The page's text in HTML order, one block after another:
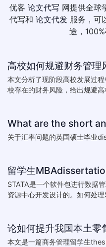
优客 论文代写 网提供全球
代写和 论文代发 服务，可
途，100%
本文分析了现阶段高校发展过
校存在的财务风险，给出规避高
关于汇率问题的英国硕士毕业
STATA是一个软件包进行数据
资源中心开发设计的。如何处
本文是一篇商务管理留学生